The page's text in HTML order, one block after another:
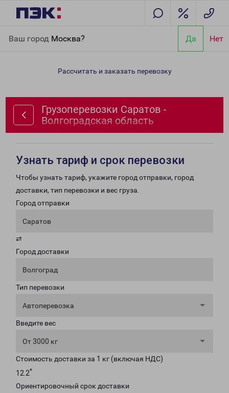
Ваш город Москва? Да Нет
Волгоградская область
Рассчитать и заказать перевозку
Грузоперевозки Саратов -
Волгоградская область
Узнать тариф и срок перевозки
Чтобы узнать тариф, укажите город отправки, город
доставки, тип перевозки и вес груза.
Город отправки
Саратов
⇄
Город доставки
Волгоград
Тип перевозки
Автоперевозка
Введите вес
От 3000 кг
Стоимость доставки за 1 кг (включая НДС)
12.2*
Ориентировочный срок доставки